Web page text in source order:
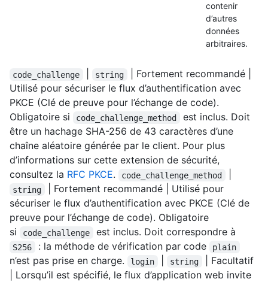
contenir
d’autres
données
arbitraires.
code_challenge string
| Fortement recommandé |
Utilisé pour sécuriser le flux d’authentification avec
PKCE (Clé de preuve pour l’échange de code).
Obligatoire si
code_challenge_method
est inclus. Doit
être un hachage SHA-256 de 43 caractères d’une
chaîne aléatoire générée par le client. Pour plus
d’informations sur cette extension de sécurité,
consultez la RFC PKCE. code_challenge_method
string
| Fortement recommandé | Utilisé pour
sécuriser le flux d’authentification avec PKCE (Clé de
preuve pour l’échange de code). Obligatoire
si
code_challenge est inclus. Doit correspondre à
S256 : la méthode de vérification par code plain
n’est pas prise en charge. login string
| Facultatif
| Lorsqu’il est spécifié, le flux d’application web invite